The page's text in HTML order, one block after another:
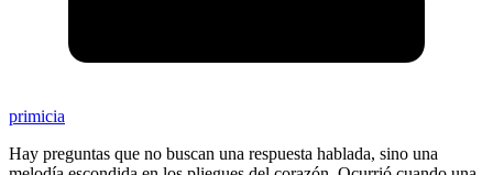
primicia
Hay preguntas que no buscan una respuesta hablada, sino una